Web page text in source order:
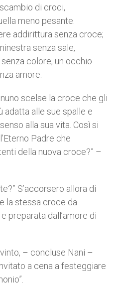
di croci,
meno pesante.
addirittura senza croce;
senza sale,
senza colore, un occhio
amore.
scelse la croce che gli
adatta alle sue spalle e
alla sua vita. Così si
Padre che
della nuova croce?” –
S’accorsero allora di
la stessa croce da
preparata dall’amore di
– concluse Nani –
a cena a festeggiare